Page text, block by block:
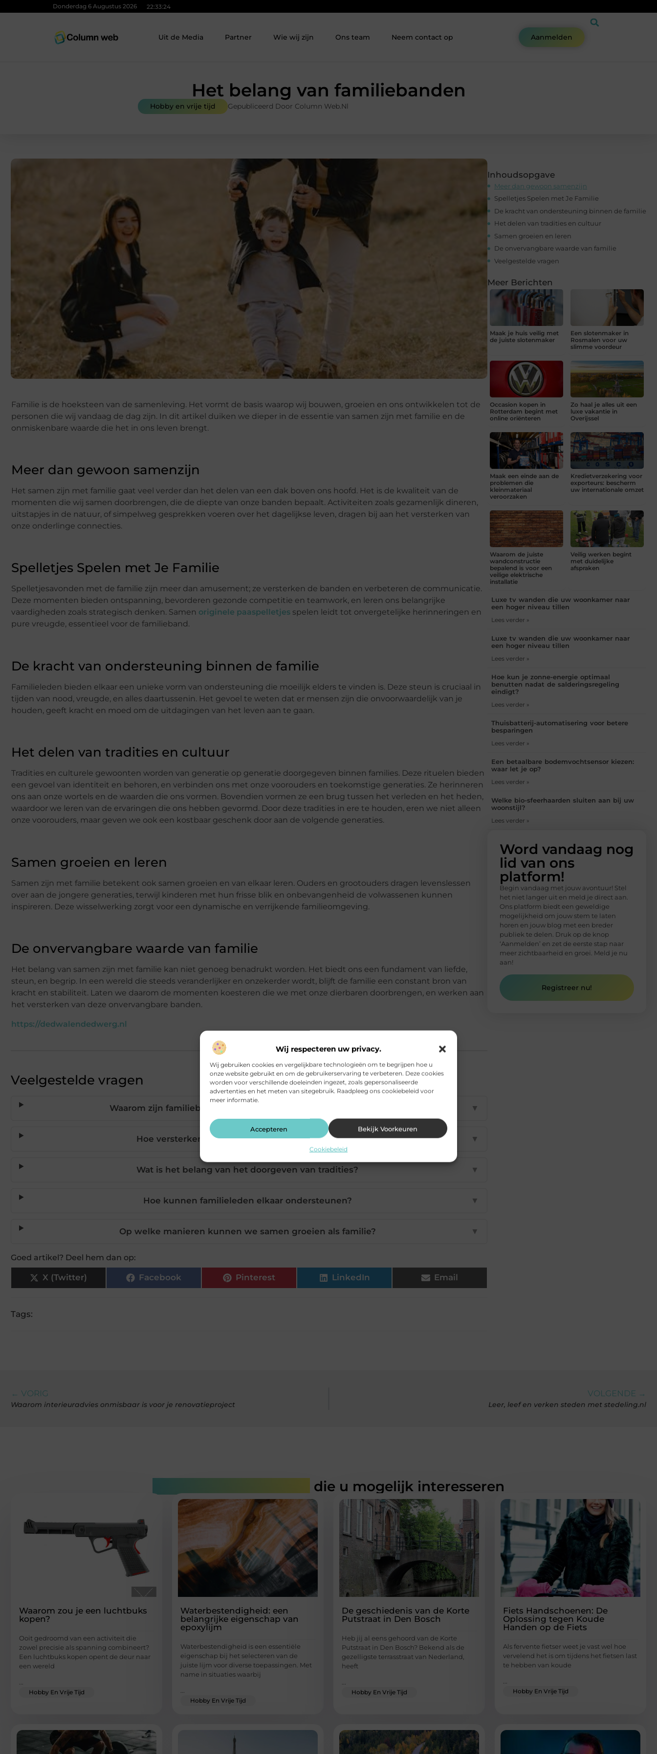
Wij respecteren uw privacy.
Wij gebruiken cookies en vergelijkbare technologieën om te begrijpen hoe u
onze website gebruikt en om de gebruikerservaring te verbeteren. Deze cookies
worden voor verschillende doeleinden ingezet, zoals gepersonaliseerde
advertenties en het meten van sitegebruik. Raadpleeg ons cookiebeleid voor
meer informatie.
Accepteren Bekijk Voorkeuren
Cookiebeleid
Donderdag 6 Augustus 2026 22:33:25
Uit de Media Partner Wie wij zijn Ons team Neem contact op Aanmelden
Het belang van familiebanden
Hobby en vrije tijd Gepubliceerd Door Column Web.nl
Familie is de hoeksteen van de samenleving. Het vormt de basis waarop wij bouwen, groeien en ons ontwikkelen tot de
personen die wij vandaag de dag zijn. In dit artikel duiken we dieper in de essentie van samen zijn met familie en de
onmiskenbare waarde die het in ons leven brengt.
Meer dan gewoon samenzijn
Het samen zijn met familie gaat veel verder dan het delen van een dak boven ons hoofd. Het is de kwaliteit van de
momenten die wij samen doorbrengen, die de diepte van onze banden bepaalt. Activiteiten zoals gezamenlijk dineren,
uitstapjes in de natuur, of simpelweg gesprekken voeren over het dagelijkse leven, dragen bij aan het versterken van
onze onderlinge connecties.
Spelletjes Spelen met Je Familie
Spelletjesavonden met de familie zijn meer dan amusement; ze versterken de banden en verbeteren de communicatie.
Deze momenten bieden ontspanning, bevorderen gezonde competitie en teamwork, en leren ons belangrijke
vaardigheden zoals strategisch denken. Samen originele paaspelletjes spelen leidt tot onvergetelijke herinneringen en
pure vreugde, essentieel voor de familieband.
De kracht van ondersteuning binnen de familie
Familieleden bieden elkaar een unieke vorm van ondersteuning die moeilijk elders te vinden is. Deze steun is cruciaal in
tijden van nood, vreugde, en alles daartussenin. Het gevoel te weten dat er mensen zijn die onvoorwaardelijk van je
houden, geeft kracht en moed om de uitdagingen van het leven aan te gaan.
Het delen van tradities en cultuur
Tradities en culturele gewoonten worden van generatie op generatie doorgegeven binnen families. Deze rituelen bieden
een gevoel van identiteit en behoren, en verbinden ons met onze voorouders en toekomstige generaties. Ze herinneren
ons aan onze wortels en de waarden die ons vormen. Bovendien vormen ze een brug tussen het verleden en het heden,
waardoor we leren van de ervaringen die ons hebben gevormd. Door deze tradities in ere te houden, eren we niet alleen
onze voorouders, maar geven we ook een kostbaar geschenk door aan de volgende generaties.
Samen groeien en leren
Samen zijn met familie betekent ook samen groeien en van elkaar leren. Ouders en grootouders dragen levenslessen
over aan de jongere generaties, terwijl kinderen met hun frisse blik en onbevangenheid de volwassenen kunnen
inspireren. Deze wisselwerking zorgt voor een dynamische en verrijkende familieomgeving.
De onvervangbare waarde van familie
Het belang van samen zijn met familie kan niet genoeg benadrukt worden. Het biedt ons een fundament van liefde,
steun, en begrip. In een wereld die steeds veranderlijker en onzekerder wordt, blijft de familie een constant bron van
kracht en stabiliteit. Laten we daarom de momenten koesteren die we met onze dierbaren doorbrengen, en werken aan
het versterken van deze onvervangbare banden.
https://dedwalendedwerg.nl
Veelgestelde vragen
Waarom zijn familiebanden belangrijk voor onze ontwikkeling? ▼
Hoe versterken spelletjesavonden de familieband? ▼
Wat is het belang van het doorgeven van tradities? ▼
Hoe kunnen familieleden elkaar ondersteunen? ▼
Op welke manieren kunnen we samen groeien als familie? ▼
Goed artikel? Deel hem dan op:
X (Twitter) Facebook Pinterest LinkedIn Email
Tags:
Inhoudsopgave
Meer dan gewoon samenzijn
Spelletjes Spelen met Je Familie
De kracht van ondersteuning binnen de familie
Het delen van tradities en cultuur
Samen groeien en leren
De onvervangbare waarde van familie
Veelgestelde vragen
Meer Berichten
Maak je huis veilig met
de juiste slotenmaker
Een slotenmaker in
Rosmalen voor uw
slimme voordeur
Occasion kopen in
Rotterdam begint met
online oriënteren
Zo haal je alles uit een
luxe vakantie in
Overijssel
Maak een einde aan de
problemen die
kleinmateriaal
veroorzaken
Kredietverzekering voor
exporteurs: bescherm
uw internationale omzet
Waarom de juiste
wandconstructie
bepalend is voor een
veilige elektrische
installatie
Veilig werken begint
met duidelijke
afspraken
Luxe tv wanden die uw woonkamer naar
een hoger niveau tillen
Lees verder »
Luxe tv wanden die uw woonkamer naar
een hoger niveau tillen
Lees verder »
Hoe kun je zonne-energie optimaal
benutten nadat de salderingsregeling
eindigt?
Lees verder »
Thuisbatterij-automatisering voor betere
besparingen
Lees verder »
Een betaalbare bodemvochtsensor kiezen:
waar let je op?
Lees verder »
Welke bio-sfeerhaarden sluiten aan bij uw
woonstijl?
Lees verder »
Word vandaag nog
lid van ons
platform!
Begin vandaag met jouw avontuur! Stel
het niet langer uit en meld je direct aan.
Ons platform biedt een geweldige
mogelijkheid om jouw stem te laten
horen en jouw blog met een breder
publiek te delen. Druk op de knop
‘Aanmelden’ en zet de eerste stap naar
meer zichtbaarheid en groei. Meld je nu
aan!
Registreer nu!
← VORIG
Waarom interieuradvies onmisbaar is voor je renovatieproject
VOLGENDE →
Leer, leef en verken steden met stedeling.nl
die u mogelijk interesseren
Waarom zou je een luchtbuks
kopen?
Ooit gedroomd van een activiteit die
zowel precisie als spanning combineert?
Een luchtbuks kopen opent de deur naar
een wereld
...
Hobby En Vrije Tijd
Waterbestendigheid: een
belangrijke eigenschap van
epoxylijm
Waterbestendigheid is een essentiële
eigenschap bij het selecteren van de
juiste lijm voor diverse toepassingen. Met
name in situaties waarbij
...
Hobby En Vrije Tijd
De geschiedenis van de Korte
Putstraat in Den Bosch
Heb jij al eens gehoord van de Korte
Putstraat in Den Bosch? Bekend als de
gezelligste terrasstraat van Nederland,
heeft
...
Hobby En Vrije Tijd
Fiets Handschoenen: De
Oplossing tegen Koude
Handen op de Fiets
Als fervente fietser weet je vast wel hoe
vervelend het is om tijdens het fietsen last
te hebben van koude
...
Hobby En Vrije Tijd